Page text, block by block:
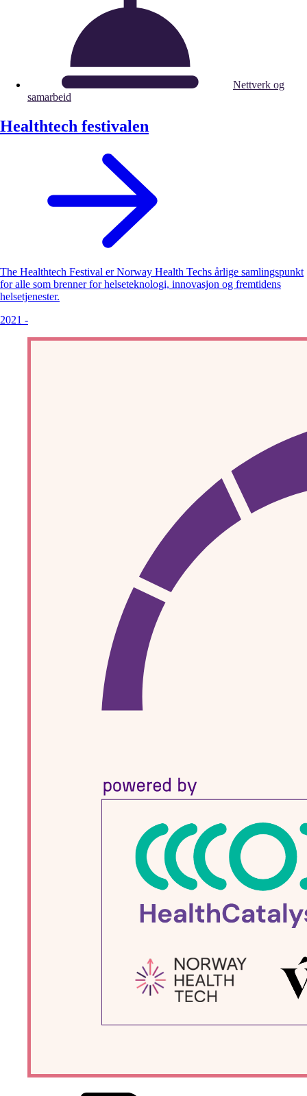
Nettverk og
samarbeid
Healthtech festivalen
The Healthtech Festival er Norway Health Techs årlige samlingspunkt
for alle som brenner for helseteknologi, innovasjon og fremtidens
helsetjenester.
2021 -